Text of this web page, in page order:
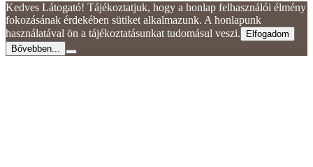
Kedves Látogató! Tájékoztatjuk, hogy a honlap felhasználói élmény
fokozásának érdekében sütiket alkalmazunk. A honlapunk
használatával ön a tájékoztatásunkat tudomásul veszi.
Elfogadom
Bővebben...